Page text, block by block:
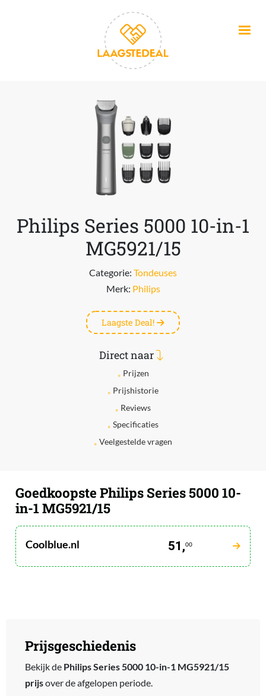
Philips Series 5000 10-in-1
MG5921/15
Categorie: Tondeuses
Merk: Philips
Laagste Deal!
Direct naar
Prijzen
Prijshistorie
Reviews
Specificaties
Veelgestelde vragen
Goedkoopste Philips Series 5000 10-
in-1 MG5921/15
Coolblue.nl 51,00
Prijsgeschiedenis
Bekijk de Philips Series 5000 10-in-1 MG5921/15
prijsover de afgelopen periode.